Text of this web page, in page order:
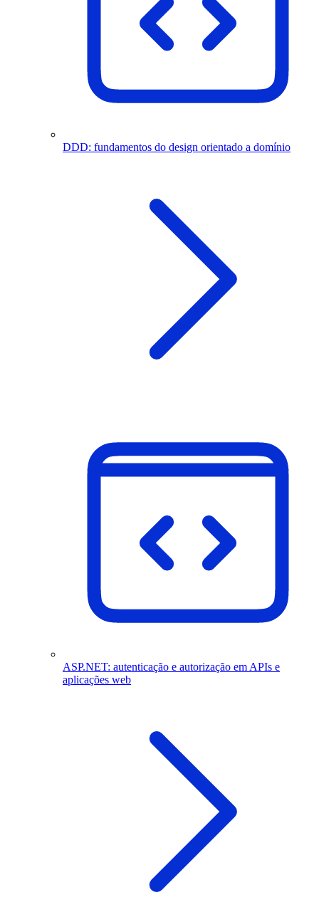
DDD: fundamentos do design orientado a domínio
ASP.NET: autenticação e autorização em APIs e
aplicações web